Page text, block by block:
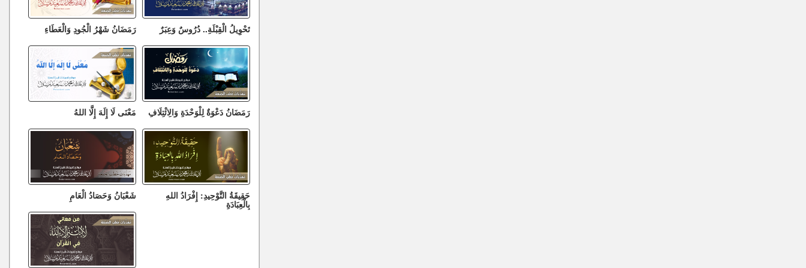
تَحْوِيلُ الْقِبْلَةِ.. دُرُوسٌ وَعِبَرٌ رَمَضَانُ شَهْرُ الْجُودِ وَالْعَطَاءِ
رَمَضَانُ دَعْوَةٌ لِلْوَحْدَةِ وَالِائْتِلَافِ مَعْنَى لَا إِلَهَ إِلَّا اللهُ
حَقِيقَةُ التَّوْحِيدِ: إِفْرَادُ اللهِ
بِالْعِبَادَةِ
شَعْبَانُ وَحَصَادُ الْعَامِ